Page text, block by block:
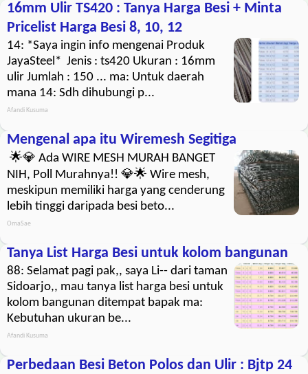
16mm Ulir TS420 : Tanya Harga Besi + Minta
Pricelist Harga Besi 8, 10, 12
14: *Saya ingin info mengenai Produk
JayaSteel* Jenis : ts420 Ukuran : 16mm
ulir Jumlah : 150 ... ma: Untuk daerah
mana 14: Sdh dihubungi p...
Afandi Kusuma
Mengenal apa itu Wiremesh Segitiga
🌟💎 Ada WIRE MESH MURAH BANGET
NIH, Poll Murahnya!! 💎🌟 Wire mesh,
meskipun memiliki harga yang cenderung
lebih tinggi daripada besi beto...
OmaSae
Tanya List Harga Besi untuk kolom bangunan
88: Selamat pagi pak,, saya Li-- dari taman
Sidoarjo,, mau tanya list harga besi untuk
kolom bangunan ditempat bapak ma:
Kebutuhan ukuran be...
Afandi Kusuma
Perbedaan Besi Beton Polos dan Ulir : Bjtp 24